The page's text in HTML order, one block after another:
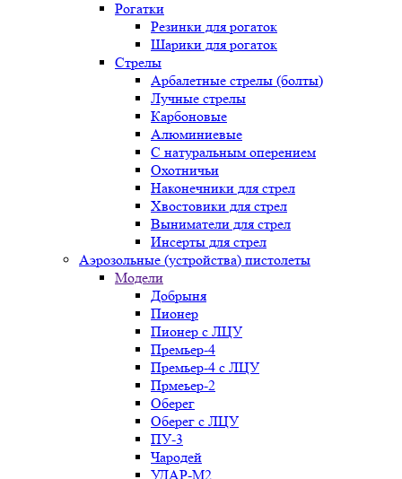
Рогатки
Резинки для рогаток
Шарики для рогаток
Стрелы
Арбалетные стрелы (болты)
Лучные стрелы
Карбоновые
Алюминиевые
С натуральным оперением
Охотничьи
Наконечники для стрел
Хвостовики для стрел
Выниматели для стрел
Инсерты для стрел
Аэрозольные (устройства) пистолеты
Модели
Добрыня
Пионер
Пионер с ЛЦУ
Премьер-4
Премьер-4 с ЛЦУ
Прмеьер-2
Оберег
Оберег с ЛЦУ
ПУ-3
Чародей
УДАР-М2